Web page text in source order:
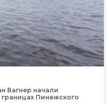
Вагнер начали
Пинежского